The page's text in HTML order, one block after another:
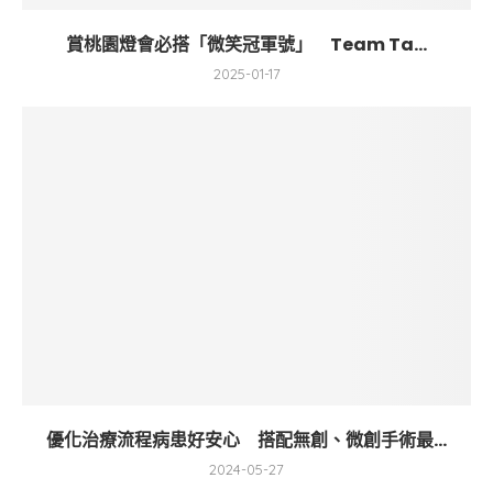
賞桃園燈會必搭「微笑冠軍號」 Team Ta...
2025-01-17
優化治療流程病患好安心 搭配無創、微創手術最...
2024-05-27